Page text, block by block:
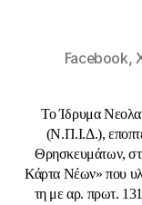
Facebook,
Το Ίδρυμα
(Ν.Π.Ι.Δ.),
Θρησκευμάτων,
Κάρτα Νέων» που
τη με αρ. πρωτ.